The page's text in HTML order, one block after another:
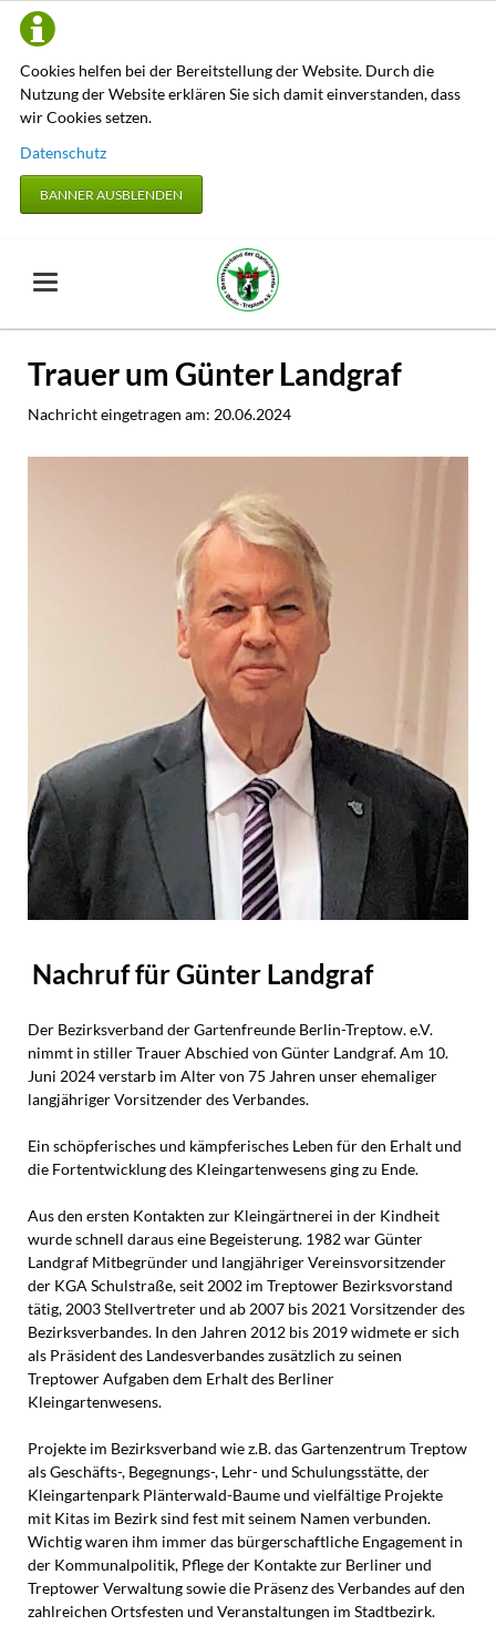
Cookies helfen bei der Bereitstellung der Website. Durch die
Nutzung der Website erklären Sie sich damit einverstanden, dass
wir Cookies setzen.
Datenschutz
BANNER AUSBLENDEN
Trauer um Günter Landgraf
Nachricht eingetragen am: 20.06.2024
Nachruf für Günter Landgraf
Der Bezirksverband der Gartenfreunde Berlin-Treptow. e.V.
nimmt in stiller Trauer Abschied von Günter Landgraf. Am 10.
Juni 2024 verstarb im Alter von 75 Jahren unser ehemaliger
langjähriger Vorsitzender des Verbandes.
Ein schöpferisches und kämpferisches Leben für den Erhalt und
die Fortentwicklung des Kleingartenwesens ging zu Ende.
Aus den ersten Kontakten zur Kleingärtnerei in der Kindheit
wurde schnell daraus eine Begeisterung. 1982 war Günter
Landgraf Mitbegründer und langjähriger Vereinsvorsitzender
der KGA Schulstraße, seit 2002 im Treptower Bezirksvorstand
tätig, 2003 Stellvertreter und ab 2007 bis 2021 Vorsitzender des
Bezirksverbandes. In den Jahren 2012 bis 2019 widmete er sich
als Präsident des Landesverbandes zusätzlich zu seinen
Treptower Aufgaben dem Erhalt des Berliner
Kleingartenwesens.
Projekte im Bezirksverband wie z.B. das Gartenzentrum Treptow
als Geschäfts-, Begegnungs-, Lehr- und Schulungsstätte, der
Kleingartenpark Plänterwald-Baume und vielfältige Projekte
mit Kitas im Bezirk sind fest mit seinem Namen verbunden.
Wichtig waren ihm immer das bürgerschaftliche Engagement in
der Kommunalpolitik, Pflege der Kontakte zur Berliner und
Treptower Verwaltung sowie die Präsenz des Verbandes auf den
zahlreichen Ortsfesten und Veranstaltungen im Stadtbezirk.